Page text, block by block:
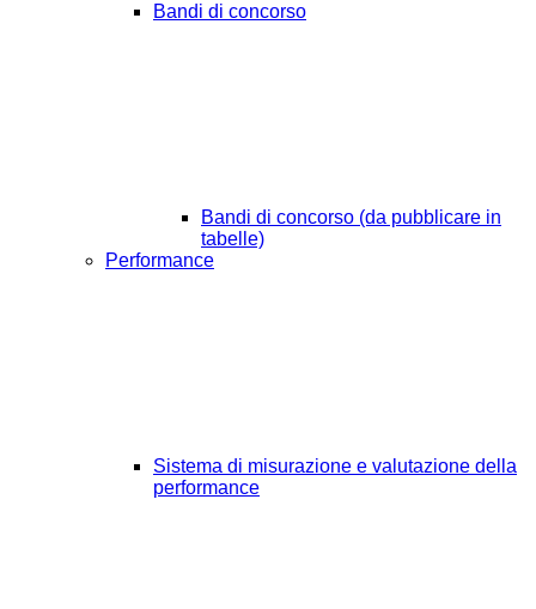
Bandi di concorso
Bandi di concorso (da pubblicare in
tabelle)
Performance
Sistema di misurazione e valutazione della
performance